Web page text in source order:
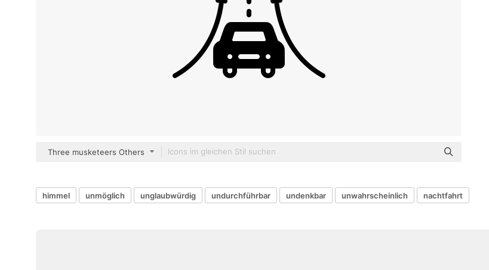
Three musketeers Others
himmel unmöglich unglaubwürdig undurchführbar undenkbar unwahrscheinlich nachtfahrt